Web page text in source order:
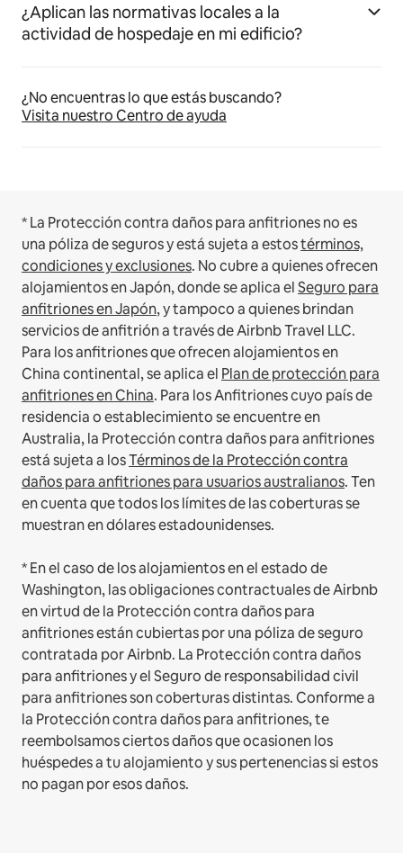
¿Aplican las normativas locales a la
actividad de hospedaje en mi edificio?
¿No encuentras lo que estás buscando?
Visita nuestro Centro de ayuda
* La Protección contra daños para anfitriones no es
una póliza de seguros y está sujeta a estostérminos,
condiciones y exclusiones. No cubre a quienes ofrecen
alojamientos en Japón, donde se aplica elSeguro para
anfitriones en Japón, y tampoco a quienes brindan
servicios de anfitrión a través de Airbnb Travel LLC.
Para los anfitriones que ofrecen alojamientos en
China continental, se aplica el Plan de protección para
anfitriones en China. Para los Anfitriones cuyo país de
residencia o establecimiento se encuentre en
Australia, la Protección contra daños para anfitriones
está sujeta a losTérminos de la Protección contra
daños para anfitriones para usuarios australianos. Ten
en cuenta que todos los límites de las coberturas se
muestran en dólares estadounidenses.
* En el caso de los alojamientos en el estado de
Washington, las obligaciones contractuales de Airbnb
en virtud de la Protección contra daños para
anfitriones están cubiertas por una póliza de seguro
contratada por Airbnb. La Protección contra daños
para anfitriones y el Seguro de responsabilidad civil
para anfitriones son coberturas distintas. Conforme a
la Protección contra daños para anfitriones, te
reembolsamos ciertos daños que ocasionen los
huéspedes a tu alojamiento y sus pertenencias si estos
no pagan por esos daños.